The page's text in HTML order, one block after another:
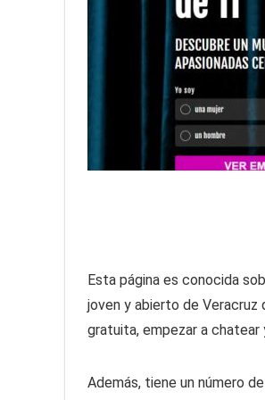
Esta página es conocida
joven y abierto de Veracruz
gratuita, empezar a chatear
Además, tiene un número